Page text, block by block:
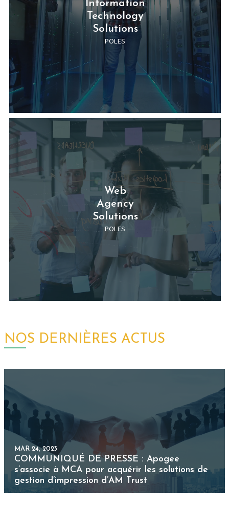
Agency
Solutions
POLES
NOS DERNIÈRES ACTUS
MAR 24, 2023
COMMUNIQUÉ DE PRESSE : Apogee
gestion d’impression d’AM Trust
MAR 21, 2023